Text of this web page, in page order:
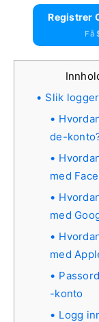
Registrer
Få
Slik
de-
med
med
med
-konto
Logg